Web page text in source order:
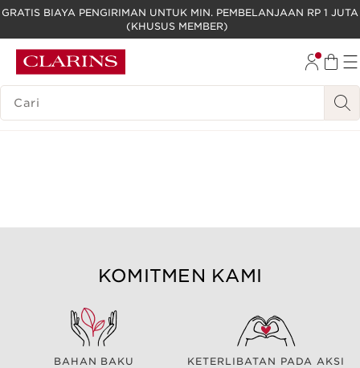
LEWATI KE KONTEN
GO TO FOOTER
GRATIS BIAYA PENGIRIMAN UNTUK MIN. PEMBELANJAAN RP 1 JUTA
(KHUSUS MEMBER)
LEGENDA PENCARIAN
KOMITMEN KAMI
BAHAN BAKU
KETERLIBATAN PADA AKSI